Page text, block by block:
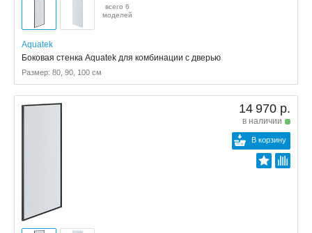
всего 6
моделей
Aquatek
Боковая стенка Aquatek для комбинации с дверью
Размер: 80, 90, 100 см
14 970 р.
в наличии
В корзину